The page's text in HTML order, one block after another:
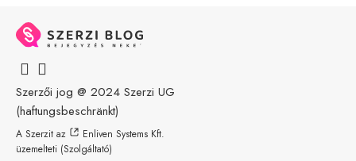
Szerzői jog @ 2024 Szerzi UG
(haftungsbeschränkt)
A Szerzit az
Enliven Systems Kft.
üzemelteti (Szolgáltató)